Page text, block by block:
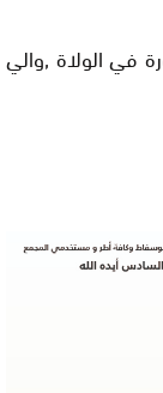
في الولاة ,والي